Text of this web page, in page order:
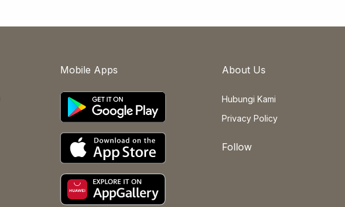
Mobile Apps About Us
Hubungi Kami
Privacy Policy
Follow